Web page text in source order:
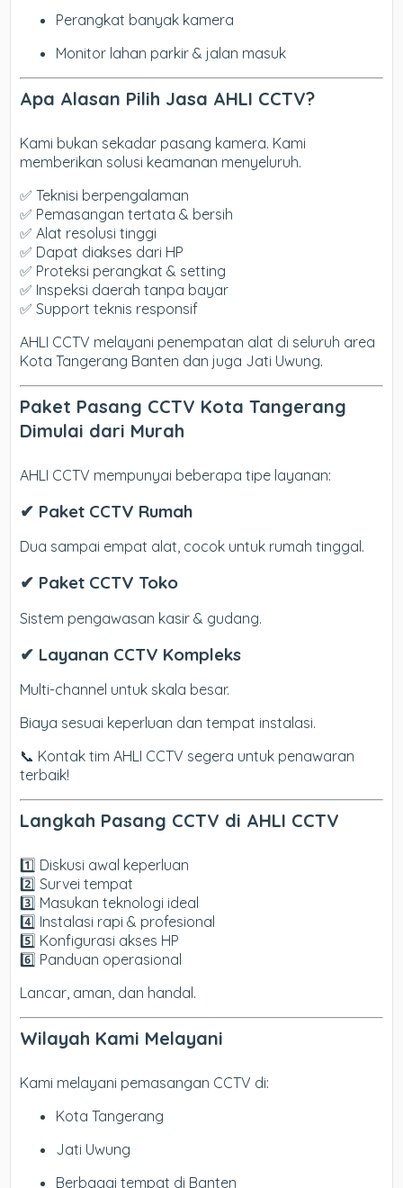
Perangkat banyak kamera
Monitor lahan parkir & jalan masuk
Apa Alasan Pilih Jasa AHLI CCTV?
Kami bukan sekadar pasang kamera. Kami
memberikan solusi keamanan menyeluruh.
✅ Teknisi berpengalaman
✅ Pemasangan tertata & bersih
✅ Alat resolusi tinggi
✅ Dapat diakses dari HP
✅ Proteksi perangkat & setting
✅ Inspeksi daerah tanpa bayar
✅ Support teknis responsif
AHLI CCTV melayani penempatan alat di seluruh area
Kota Tangerang Banten dan juga Jati Uwung.
Paket Pasang CCTV Kota Tangerang
Dimulai dari Murah
AHLI CCTV mempunyai beberapa tipe layanan:
✔ Paket CCTV Rumah
Dua sampai empat alat, cocok untuk rumah tinggal.
✔ Paket CCTV Toko
Sistem pengawasan kasir & gudang.
✔ Layanan CCTV Kompleks
Multi-channel untuk skala besar.
Biaya sesuai keperluan dan tempat instalasi.
📞 Kontak tim AHLI CCTV segera untuk penawaran
terbaik!
Langkah Pasang CCTV di AHLI CCTV
1️⃣ Diskusi awal keperluan
2️⃣ Survei tempat
3️⃣ Masukan teknologi ideal
4️⃣ Instalasi rapi & profesional
5️⃣ Konfigurasi akses HP
6️⃣ Panduan operasional
Lancar, aman, dan handal.
Wilayah Kami Melayani
Kami melayani pemasangan CCTV di:
Kota Tangerang
Jati Uwung
Berbagai tempat di Banten